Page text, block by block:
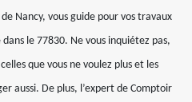
Nancy, vous guide pour vos travaux
le 77830. Ne vous inquiétez pas,
que vous ne voulez plus et les
aussi. De plus, l’expert de Comptoir